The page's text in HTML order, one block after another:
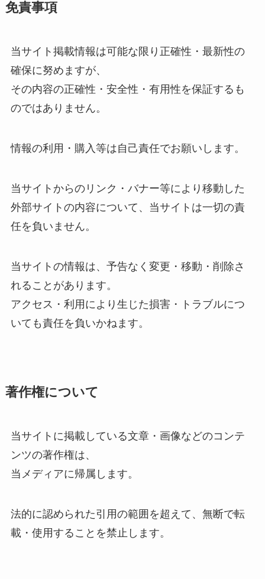
免責事項
当サイト掲載情報は可能な限り正確性・最新性の
確保に努めますが、
その内容の正確性・安全性・有用性を保証するも
のではありません。
情報の利用・購入等は自己責任でお願いします。
当サイトからのリンク・バナー等により移動した
外部サイトの内容について、当サイトは一切の責
任を負いません。
当サイトの情報は、予告なく変更・移動・削除さ
れることがあります。
アクセス・利用により生じた損害・トラブルにつ
いても責任を負いかねます。
著作権について
当サイトに掲載している文章・画像などのコンテ
ンツの著作権は、
当メディアに帰属します。
法的に認められた引用の範囲を超えて、無断で転
載・使用することを禁止します。